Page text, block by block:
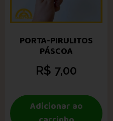
PORTA-PIRULITOS
PÁSCOA
R$ 7,00
Adicionar ao